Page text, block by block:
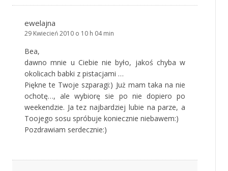
ewelajna
29 Kwiecień 2010 o 10 h 04 min
Bea,
dawno mnie u Ciebie nie było, jakoś chyba w
okolicach babki z pistacjami …
Piękne te Twoje szparagi:) Już mam taka na nie
ochotę…, ale wybiorę sie po nie dopiero po
weekendzie. Ja tez najbardziej lubie na parze, a
Toojego sosu spróbuje koniecznie niebawem:)
Pozdrawiam serdecznie:)